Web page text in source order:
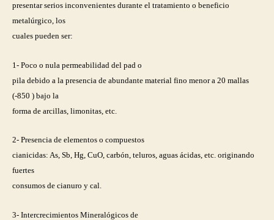
presentar serios inconvenientes durante el tratamiento o beneficio
metalúrgico, los
cuales pueden ser:
1- Poco o nula permeabilidad del pad o
pila debido a la presencia de abundante material fino menor a 20 mallas
(-850 ) bajo la
forma de arcillas, limonitas, etc.
2- Presencia de elementos o compuestos
cianicidas: As, Sb, Hg, CuO, carbón, teluros, aguas ácidas, etc. originando
fuertes
consumos de cianuro y cal.
3- Intercrecimientos Mineralógicos de